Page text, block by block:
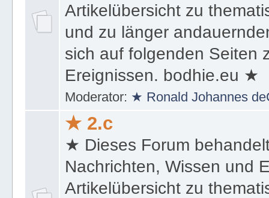
Artikelübersicht zu
und zu länger
sich auf folgenden Seiten
Ereignissen. bodhie.eu ★
Moderator: ★ Ronald Johannes
★ 2.c
★ Dieses Forum
Nachrichten, Wissen und
Artikelübersicht zu